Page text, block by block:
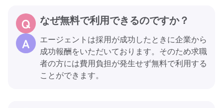
なぜ無料で利用できるのですか？
エージェントは採用が成功したときに企業から
成功報酬をいただいております。そのため求職
者の方には費用負担が発生せず無料で利用する
ことができます。